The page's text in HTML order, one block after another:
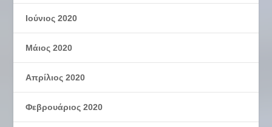
Ιούνιος 2020
Μάιος 2020
Απρίλιος 2020
Φεβρουάριος 2020